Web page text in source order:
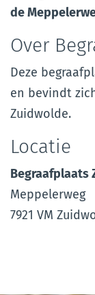
de
Over
Deze
en bevindt
Zuidwolde.
Locatie
Begraafplaats
Meppelerweg
7921 VM